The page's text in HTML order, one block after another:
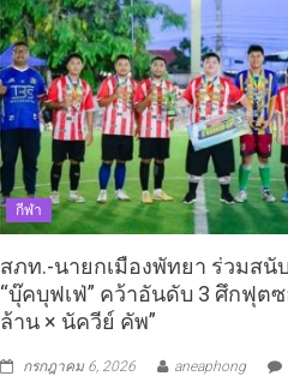
กีฬา
สภท.-นายกเมืองพัทยา ร่วมสนั
“บุ๊คบุฟเฟ่” คว้าอันดับ 3 ศึกฟุตซ
ล้าน × นัควีย์ คัพ”
กรกฎาคม 6, 2026 aneaphong